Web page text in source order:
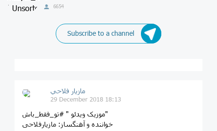
6654
Subscribe to a channel
مازيار فلاحي
29 December 2018 18:13
موزیک ویدئو " #تو_فقط_باش"
خواننده و آهنگساز: مازیارفلاحی